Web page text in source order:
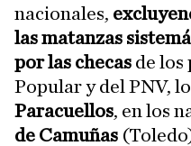
nacionales,
las matanzas
por las checas de los
Popular y del PNV,
Paracuellos, en los
de Camuñas